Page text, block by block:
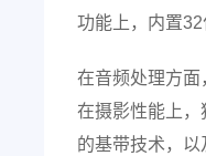
功能上，内置
在音频处理方面
在摄影性能上
的基带技术，以